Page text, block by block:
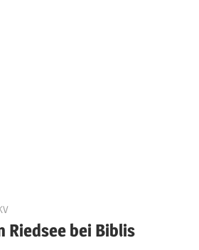
Riedsee bei Biblis